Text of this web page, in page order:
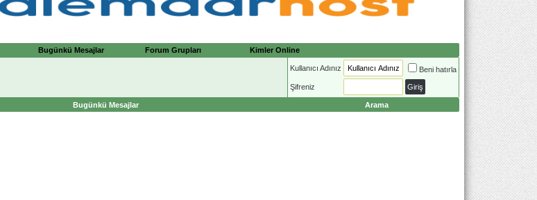
Bugünkü Mesajlar Forum Grupları Kimler Online
Kullanıcı Adınız Beni hatırla
Şifreniz
Bugünkü Mesajlar Arama